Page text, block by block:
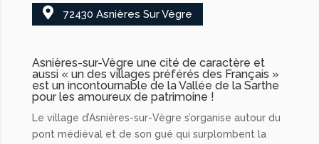
72430 Asnières Sur Vègre
Asnières-sur-Vègre une cité de caractère et
aussi « un des villages préférés des Français »
est un incontournable de la Vallée de la Sarthe
pour les amoureux de patrimoine !
Le village d’Asnières-sur-Vègre s’organise autour du
pont médiéval et de son gué qui surplombent la